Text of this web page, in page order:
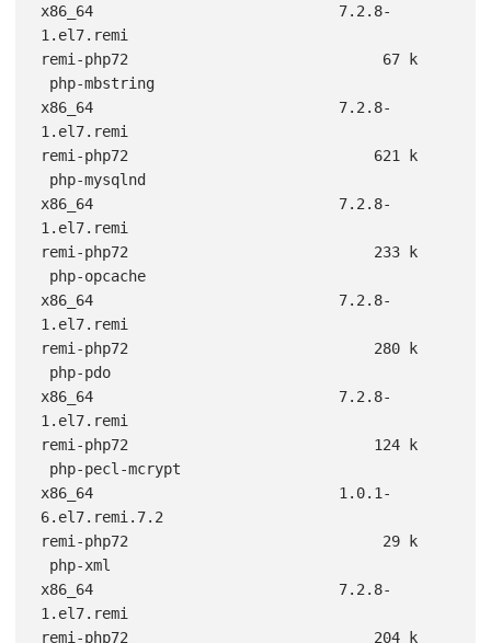
x86_64                            7.2.8-
1.el7.remi
remi-php72                             67 k
x86_64                            7.2.8-
1.el7.remi
remi-php72                            621 k
x86_64                            7.2.8-
1.el7.remi
remi-php72                            233 k
x86_64                            7.2.8-
1.el7.remi
remi-php72                            280 k
x86_64                            7.2.8-
1.el7.remi
remi-php72                            124 k
x86_64                            1.0.1-
6.el7.remi.7.2
remi-php72                             29 k
x86_64                            7.2.8-
1.el7.remi
remi-php72                            204 k